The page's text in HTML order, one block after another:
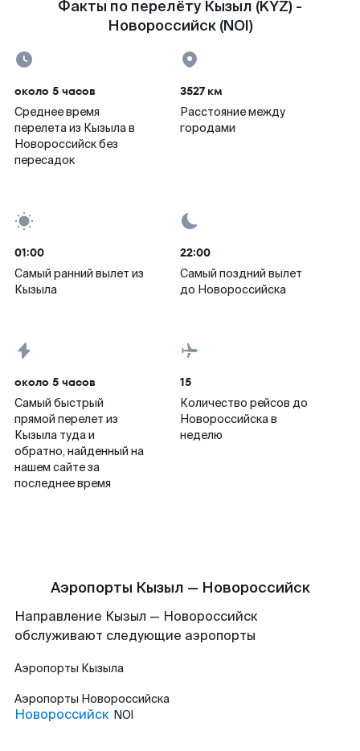
Факты по перелёту Кызыл (KYZ) -
Новороссийск (NOI)
около 5 часов
Среднее время
перелета из Кызыла в
Новороссийск без
пересадок
3527 км
Расстояние между
городами
01:00
Самый ранний вылет из
Кызыла
22:00
Самый поздний вылет
до Новороссийска
около 5 часов
Самый быстрый
прямой перелет из
Кызыла туда и
обратно, найденный на
нашем сайте за
последнее время
15
Количество рейсов до
Новороссийска в
неделю
Аэропорты Кызыл — Новороссийск
Направление Кызыл — Новороссийск
обслуживают следующие аэропорты
Аэропорты Кызыла
Аэропорты Новороссийска
Новороссийск NOI